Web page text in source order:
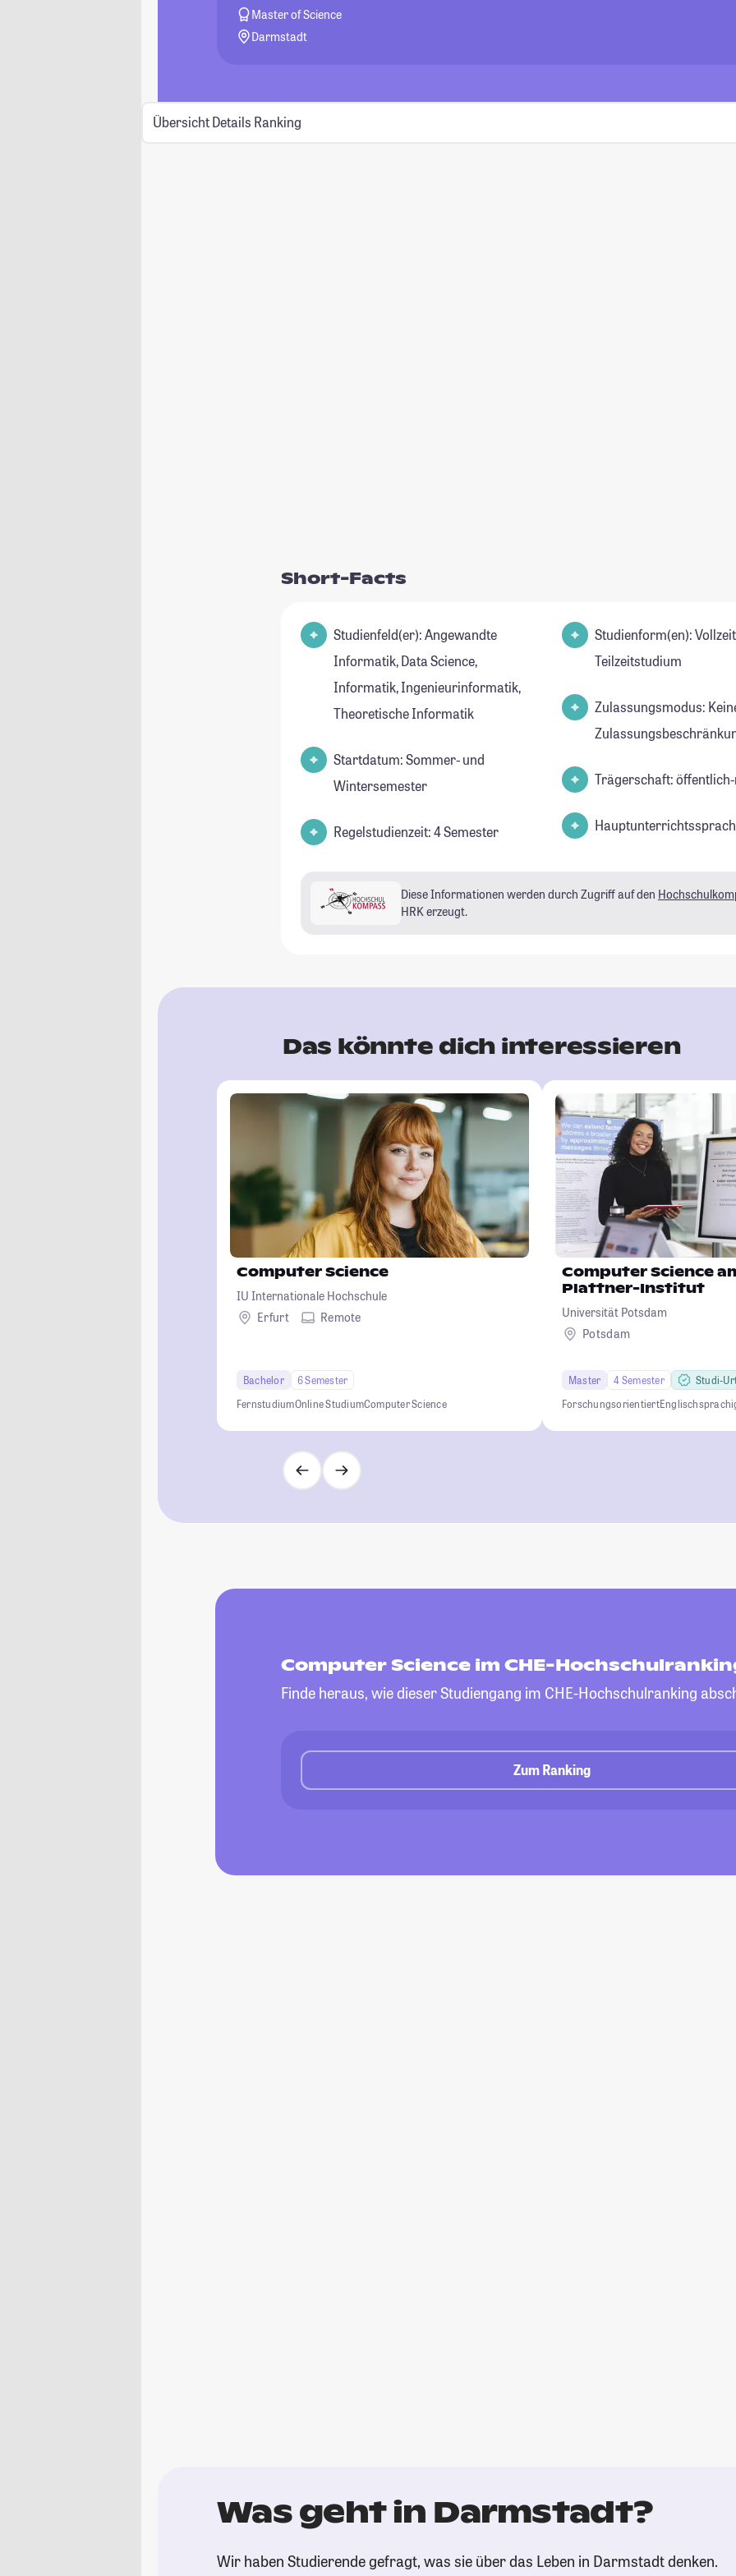
Master of Science
Darmstadt
Übersicht Details Ranking
Short-Facts
Studienfeld(er): Angewandte
Informatik, Data Science,
Informatik, Ingenieurinformatik,
Theoretische Informatik
Startdatum: Sommer- und
Wintersemester
Regelstudienzeit: 4 Semester
Studienform(en):
Teilzeitstudium
Zulassungsmodus:
Trägerschaft:
Diese Informationen werden durch Zugriff auf den
HRK erzeugt.
Das könnte dich interessieren
Computer Science
IU Internationale Hochschule
Erfurt
Remote
Bachelor
6 Semester
FernstudiumOnline StudiumComputer Science
Computer Science
Plattner-Institut
Universität Potsdam
Potsdam
Master 4 Semester
Studi-
Forschungsorientiert
Computer Science im CHE-
Finde heraus, wie dieser Studiengang im CHE-Hochschulranking
Zum Ranking
Was geht in Darmstadt?
Wir haben Studierende gefragt, was sie über das Leben in Darmstadt denken.